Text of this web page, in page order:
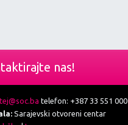
nas!
telefon: +387 33 551 000
Sarajevski otvoreni centar